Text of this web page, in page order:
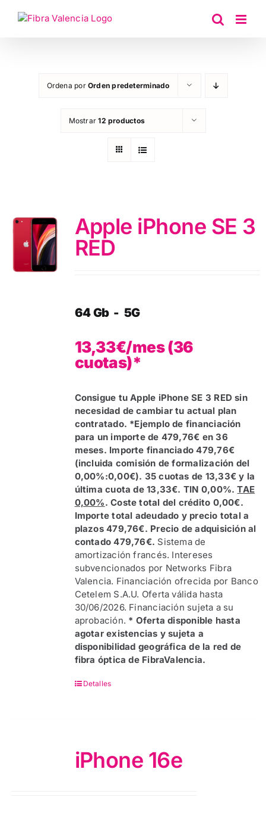
Ordena por Orden predeterminado
Mostrar12 productos
Apple iPhone SE 3
RED
64 Gb - 5G
13,33€/mes (36
cuotas)*
Consigue tu Apple iPhone SE 3 RED sin
necesidad de cambiar tu actual plan
contratado. *Ejemplo de financiación
para un importe de 479,76€ en 36
meses. Importe financiado 479,76€
(incluida comisión de formalización del
0,00%:0,00€). 35 cuotas de 13,33€ y la
última cuota de 13,33€. TIN 0,00%.TAE
0,00%. Coste total del crédito 0,00€.
Importe total adeudado y precio total a
plazos 479,76€. Precio de adquisición al
contado 479,76€. Sistema de
amortización francés. Intereses
subvencionados por Networks Fibra
Valencia. Financiación ofrecida por Banco
Cetelem S.A.U. Oferta válida hasta
30/06/2026. Financiación sujeta a su
aprobación. * Oferta disponible hasta
agotar existencias y sujeta a
disponibilidad geográfica de la red de
fibra óptica de FibraValencia.
Detalles
iPhone 16e